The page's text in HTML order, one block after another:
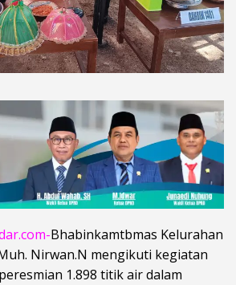
Bhabinkamtbmas Kelurahan
Nirwan.N mengikuti kegiatan
1.898 titik air dalam